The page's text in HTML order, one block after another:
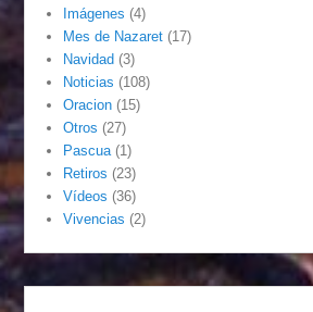
Imágenes (4)
Mes de Nazaret (17)
Navidad (3)
Noticias (108)
Oracion (15)
Otros (27)
Pascua (1)
Retiros (23)
Vídeos (36)
Vivencias (2)